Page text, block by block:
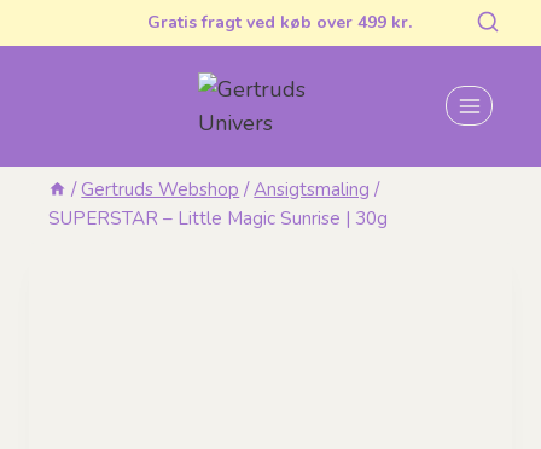
til
Gratis fragt ved køb over 499 kr.
/ Gertruds Webshop / Ansigtsmaling /
SUPERSTAR – Little Magic Sunrise | 30g